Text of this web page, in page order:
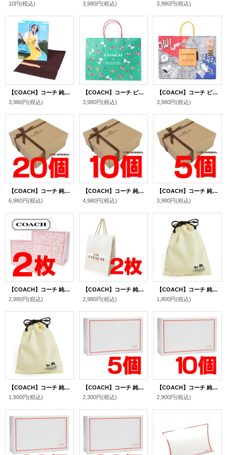
10円(税込)
3,980円(税込)
3,980円(税込)
【COACH】コーチ 純正紙袋 リボン付き 巾着布袋 セット プレゼントキット ギフトキット ギフトセット ラッピングセット マルチ（送料無料）
3,980円(税込)
【COACH】コーチ ピーナッツ コラボ スヌーピー プリント 純正紙袋 ショップバッグ グリーン（送料無料）
3,980円(税込)
【COACH】コーチ ピーナッツ コラボ スヌーピー プリント 純正紙袋 ショップバッグ マルチ（送料無料）
3,980円(税込)
【COACH】コーチ 純正ボックスL ブラウン〔20個セット〕（送料無料）
6,980円(税込)
【COACH】コーチ 純正ボックスL ブラウン〔10個セット〕（送料無料）
4,980円(税込)
【COACH】コーチ 純正ボックスL ブラウン〔5個セット〕（送料無料）
3,980円(税込)
【COACH】コーチ 純正訳あり紙袋Lサイズ 〔2枚セット〕（送料無料）
2,980円(税込)
【COACH】コーチ 純正紙袋Sサイズ ホワイトアイボリー〔2枚セット〕（送料無料）
2,980円(税込)
【COACH】コーチ 純正保存袋 単品 1枚（送料無料）【訳あり】
1,800円(税込)
【COACH】コーチ 純正保存袋 単品 1枚（送料無料）
1,900円(税込)
【COACH】コーチ 純正ボックスS 〔5個セット〕（送料無料）
2,300円(税込)
【COACH】コーチ 純正ボックスS 〔10個セット〕（送料無料）
2,900円(税込)